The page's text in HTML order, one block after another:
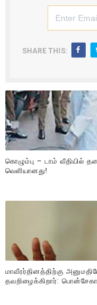
SHARE THIS:
கொழும்பு – டாம் வீதியில்
வௌியானது!
மாவீரர்தினத்திற்கு
தவறிழைக்கிறார்: